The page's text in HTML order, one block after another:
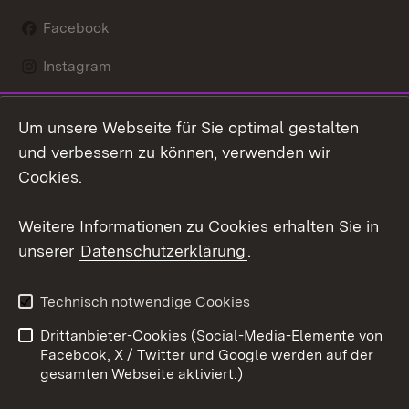
Facebook
Instagram
Mastodon
Youtube
Kontakt
Datenschutz
Barrierefreiheit
Impressum Cookies
Um unsere Webseite für Sie optimal gestalten
und verbessern zu können, verwenden wir
Cookies.
Weitere Informationen zu Cookies erhalten Sie in
unserer Datenschutzerklärung.
Technisch notwendige Cookies
Drittanbieter-Cookies (Social-Media-Elemente von
Facebook, X / Twitter und Google werden auf der
gesamten Webseite aktiviert.)